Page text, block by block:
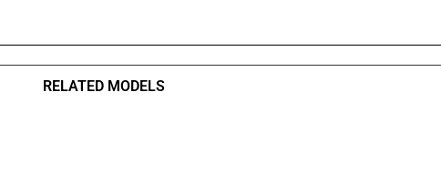
RELATED MODELS